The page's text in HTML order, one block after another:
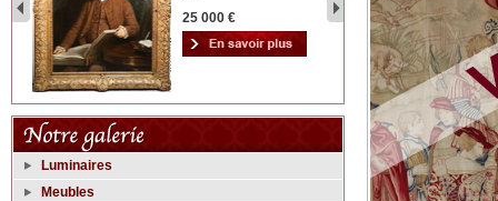
25 000 € 2
Luminaires
Meubles